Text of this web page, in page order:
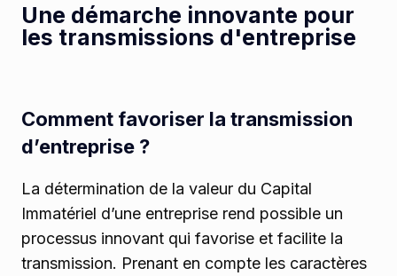
Une démarche innovante pour
les transmissions d'entreprise
Comment favoriser la transmission
d’entreprise ?
La détermination de la valeur du Capital
Immatériel d’une entreprise rend possible un
processus innovant qui favorise et facilite la
transmission. Prenant en compte les caractères